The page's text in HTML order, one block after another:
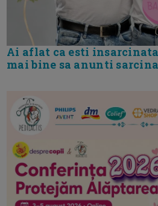
Ai aflat ca esti
mai bine sa anunti